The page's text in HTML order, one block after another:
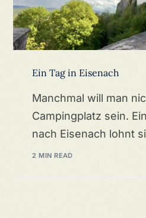
Ein Tag in Eisenach
Manchmal will man
Campingplatz sein.
nach Eisenach lohnt
2 MIN READ